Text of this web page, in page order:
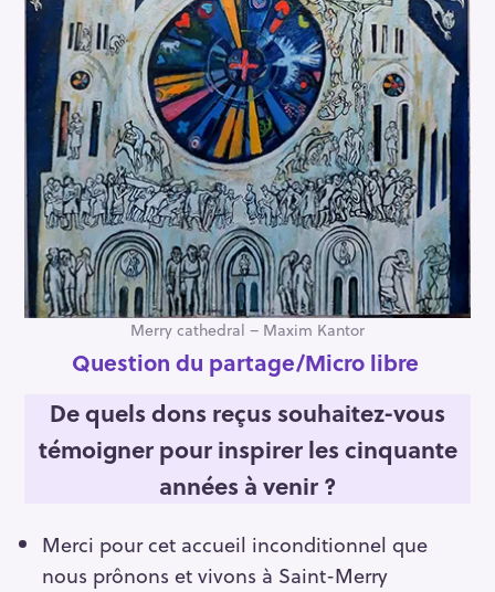
Merry cathedral – Maxim Kantor
Question du partage/Micro libre
De quels dons reçus souhaitez-vous
témoigner pour inspirer les cinquante
années à venir ?
Merci pour cet accueil inconditionnel que
nous prônons et vivons à Saint-Merry